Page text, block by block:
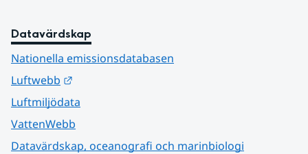
Datavärdskap
Nationella emissionsdatabasen
Luftwebb
Luftmiljödata
VattenWebb
Datavärdskap, oceanografi och marinbiologi